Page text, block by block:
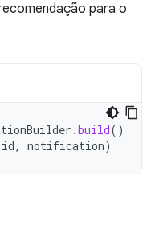
para o
.build()
id, notification)